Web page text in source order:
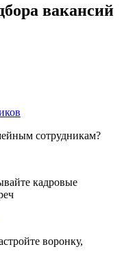
вакансий
сотрудникам?
кадровые
воронку,